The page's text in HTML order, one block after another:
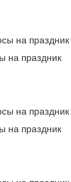
на праздник
на праздник